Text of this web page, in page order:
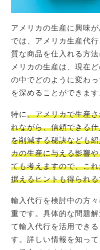
アメリカの生産に興味
では、アメリカ生産代
質な商品を仕入れる方
メリカの生産は、現在
の中でどのように変わ
を深めることができます
特に、アメリカで生産
れながら、信頼できる
を削減する秘訣なども
カの生産に与える影響
ても考えますので、こ
据えるヒントも得られ
輸入代行を検討中の方
重です。具体的な問題
て輸入代行を活用でき
す。詳しい情報を知っ